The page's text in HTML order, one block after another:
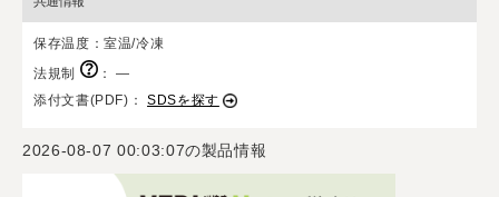
保存温度：室温/冷凍
法規制
： ―
添付文書(PDF)：SDSを探す
2026-08-07 00:03:07の製品情報